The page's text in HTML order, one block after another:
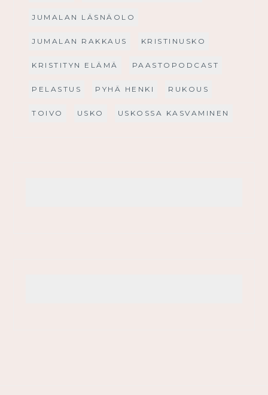
JUMALAN LÄSNÄOLO
JUMALAN RAKKAUS KRISTINUSKO
KRISTITYN ELÄMÄ PAASTOPODCAST
PELASTUS PYHÄ HENKI RUKOUS
TOIVO USKO USKOSSA KASVAMINEN